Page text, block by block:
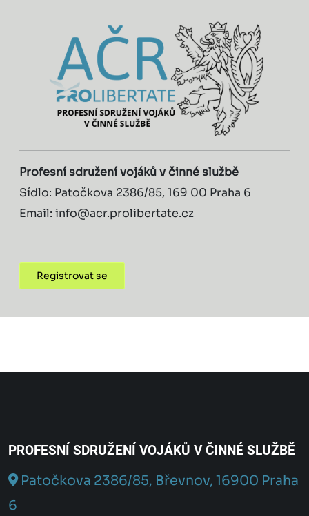
Profesní sdružení vojáků v činné službě
Sídlo: Patočkova 2386/85, 169 00 Praha 6
Email: info@acr.prolibertate.cz
Registrovat se
PROFESNÍ SDRUŽENÍ VOJÁKŮ V ČINNÉ SLUŽBĚ
Patočkova 2386/85, Břevnov, 16900 Praha
6